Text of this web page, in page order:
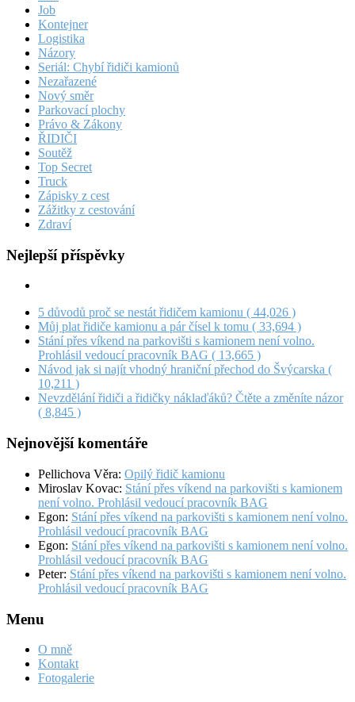
Job
Kontejner
Logistika
Názory
Seriál: Chybí řidiči kamionů
Nezařazené
Nový směr
Parkovací plochy
Právo & Zákony
ŘIDIČI
Soutěž
Top Secret
Truck
Zápisky z cest
Zážitky z cestování
Zdraví
Nejlepší příspěvky
5 důvodů proč se nestát řidičem kamionu ( 44,026 )
Můj plat řidiče kamionu a pár čísel k tomu ( 33,694 )
Stání přes víkend na parkovišti s kamionem není volno.
Prohlásil vedoucí pracovník BAG ( 13,665 )
Návod jak si najít vhodný hraniční přechod do Švýcarska (
10,211 )
Nevzdělání řidiči a řidičky náklaďáků? Čtěte a změníte názor
( 8,845 )
Nejnovější komentáře
Pellichova Věra: Opilý řidič kamionu
Miroslav Kovac: Stání přes víkend na parkovišti s kamionem
není volno. Prohlásil vedoucí pracovník BAG
Egon: Stání přes víkend na parkovišti s kamionem není volno.
Prohlásil vedoucí pracovník BAG
Egon: Stání přes víkend na parkovišti s kamionem není volno.
Prohlásil vedoucí pracovník BAG
Peter: Stání přes víkend na parkovišti s kamionem není volno.
Prohlásil vedoucí pracovník BAG
Menu
O mně
Kontakt
Fotogalerie